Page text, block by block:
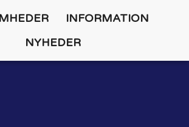
INFORMATION
NYHEDER